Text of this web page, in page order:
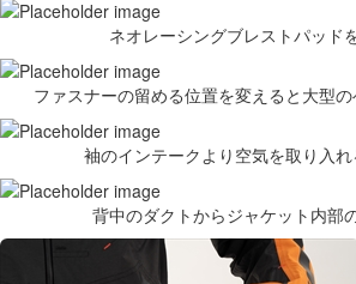
ネオレーシングブレストパッド
ファスナーの留める位置を変えると大型
袖のインテークより空気を取り入
背中のダクトからジャケット内部